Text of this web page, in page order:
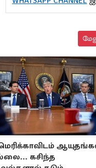
கசிந்த